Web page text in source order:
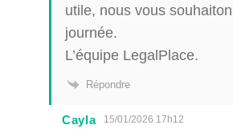
utile, nous vous
journée.
L’équipe LegalPlace.
Répondre
Cayla 15/01/2026 17h12